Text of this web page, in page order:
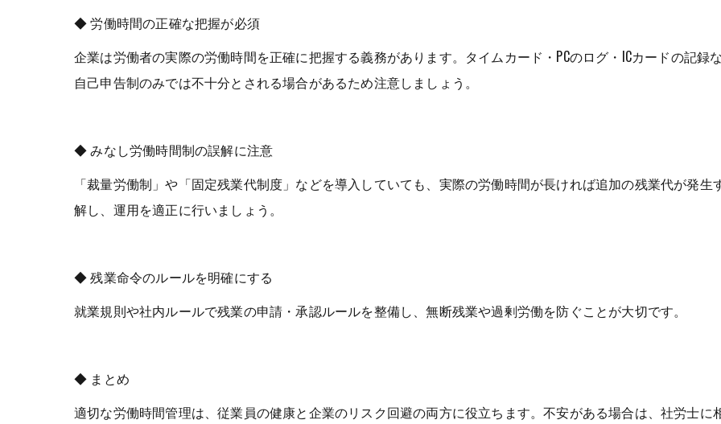
◆ 労働時間の正確な把握が必須
企業は労働者の実際の労働時間を正確に把握する義務があります。タイムカード・PCのログ・ICカードの記録
自己申告制のみでは不十分とされる場合があるため注意しましょう。
◆ みなし労働時間制の誤解に注意
「裁量労働制」や「固定残業代制度」などを導入していても、実際の労働時間が長ければ追加の残業代が発
解し、運用を適正に行いましょう。
◆ 残業命令のルールを明確にする
就業規則や社内ルールで残業の申請・承認ルールを整備し、無断残業や過剰労働を防ぐことが大切です。
◆ まとめ
適切な労働時間管理は、従業員の健康と企業のリスク回避の両方に役立ちます。不安がある場合は、社労士に